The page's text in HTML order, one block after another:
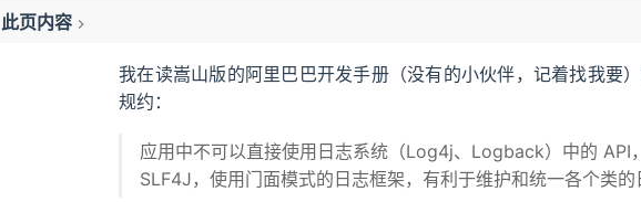
此页内容
02、SLF4J 解决了什么痛点
我在读嵩山版的阿里巴巴开发手册（没有的小伙伴，记着找我要
规约：
应用中不可以直接使用日志系统（Log4j、Logback）中的 API
SLF4J，使用门面模式的日志框架，有利于维护和统一各个类的